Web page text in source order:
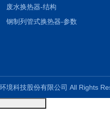
废水换热器-结构
钢制列管式换热器-参数
环境科技股份有限公司 All